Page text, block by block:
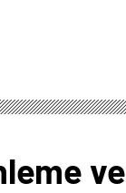
ve